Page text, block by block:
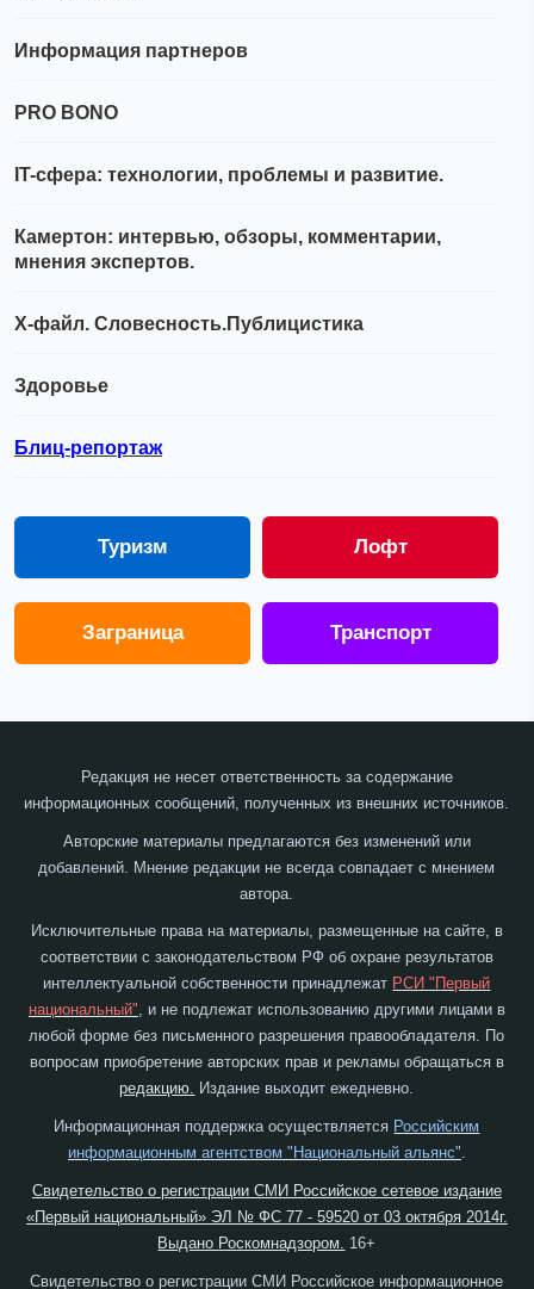
Информация партнеров
PRO BONO
IT-сфера: технологии, проблемы и развитие.
Камертон: интервью, обзоры, комментарии,
мнения экспертов.
Х-файл. Словесность.Публицистика
Здоровье
Блиц-репортаж
Туризм Лофт
Заграница Транспорт
Редакция не несет ответственность за содержание
информационных сообщений, полученных из внешних источников.
Авторские материалы предлагаются без изменений или
добавлений. Мнение редакции не всегда совпадает с мнением
автора.
Исключительные права на материалы, размещенные на сайте, в
соответствии с законодательством РФ об охране результатов
интеллектуальной собственности принадлежат РСИ "Первый
национальный", и не подлежат использованию другими лицами в
любой форме без письменного разрешения правообладателя. По
вопросам приобретение авторских прав и рекламы обращаться в
редакцию. Издание выходит ежедневно.
Информационная поддержка осуществляется Российским
информационным агентством "Национальный альянс".
Свидетельство о регистрации СМИ Российское сетевое издание
«Первый национальный» ЭЛ № ФС 77 - 59520 от 03 октября 2014г.
Выдано Роскомнадзором.
16+
Свидетельство о регистрации СМИ Российское информационное